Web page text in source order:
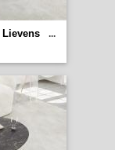
Lievens
...